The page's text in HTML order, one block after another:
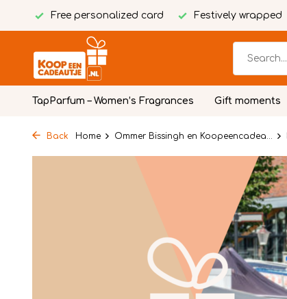
Free personalized card Festively wrapped
TapParfum – Women’s Fragrances Gift moments
Back Home Ommer Bissingh en Koopeencadea...